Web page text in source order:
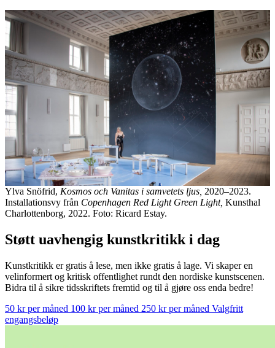
Ylva Snöfrid, Kosmos och Vanitas i samvetets ljus, 2020–2023.
Installationsvy från Copenhagen Red Light Green Light, Kunsthal
Charlottenborg, 2022. Foto: Ricard Estay.
Støtt uavhengig kunstkritikk i dag
Kunstkritikk er gratis å lese, men ikke gratis å lage. Vi skaper en
velinformert og kritisk offentlighet rundt den nordiske kunstscenen.
Bidra til å sikre tidsskriftets fremtid og til å gjøre oss enda bedre!
50 kr per måned 100 kr per måned 250 kr per måned Valgfritt
engangsbeløp